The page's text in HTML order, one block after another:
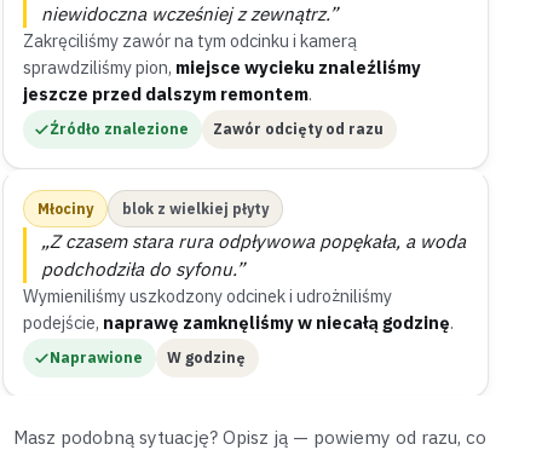
niewidoczna wcześniej z zewnątrz.”
Zakręciliśmy zawór na tym odcinku i kamerą
sprawdziliśmy pion, miejsce wycieku znaleźliśmy
jeszcze przed dalszym remontem.
Źródło znalezione Zawór odcięty od razu
Młociny blok z wielkiej płyty
„Z czasem stara rura odpływowa popękała, a woda
podchodziła do syfonu.”
Wymieniliśmy uszkodzony odcinek i udrożniliśmy
podejście, naprawę zamknęliśmy w niecałą godzinę.
Naprawione W godzinę
Brochów dom z hydroforem
Masz podobną sytuację? Opisz ją — powiemy od razu, co